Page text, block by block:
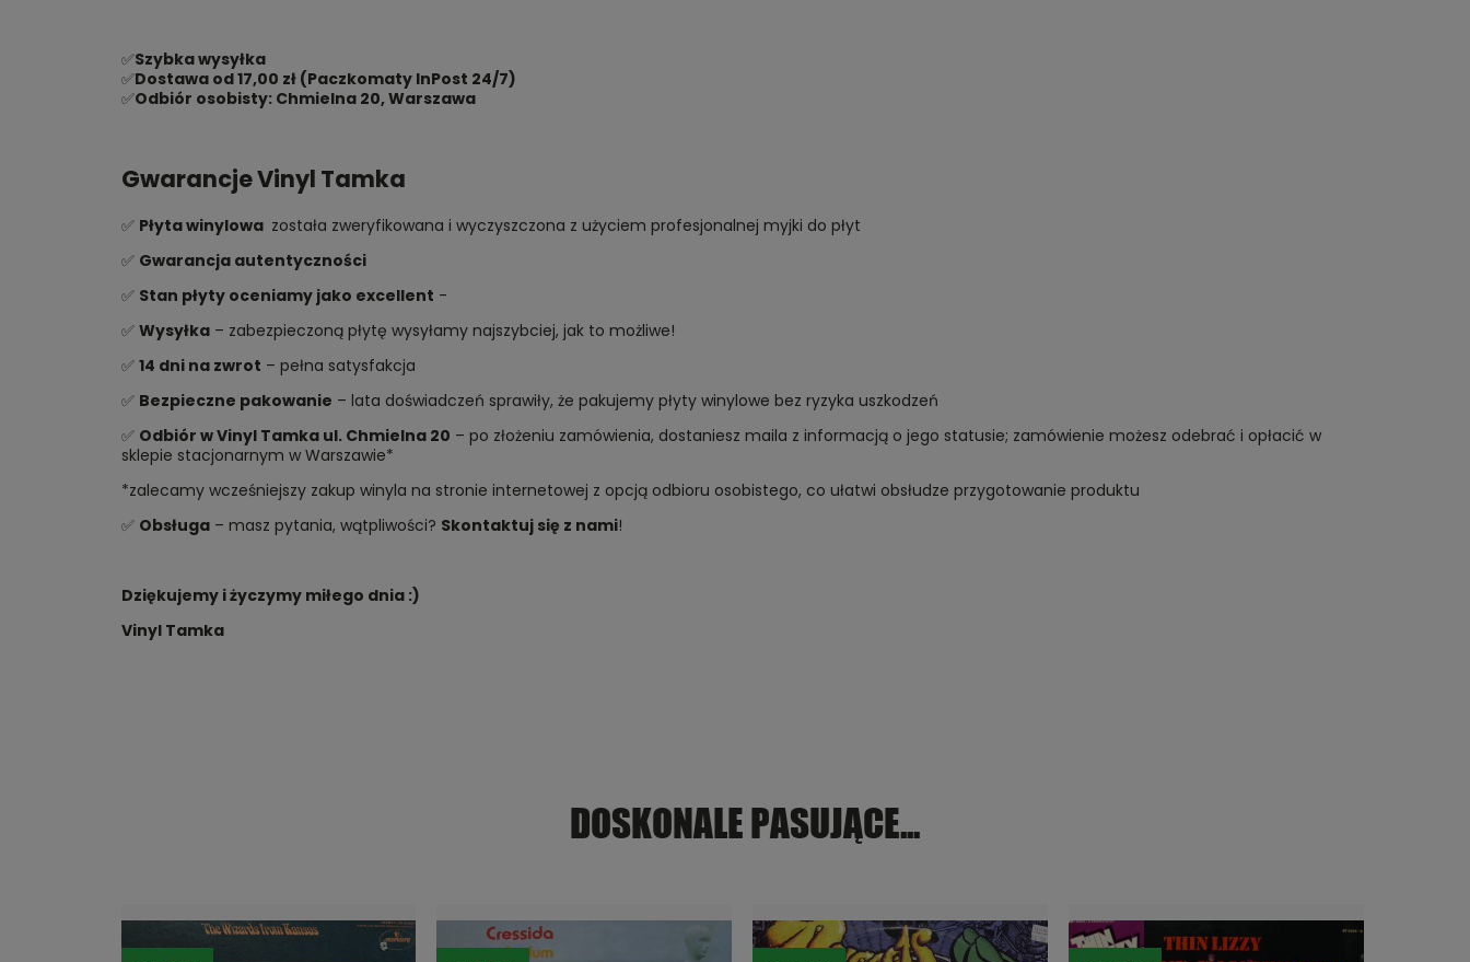
✅Szybka wysyłka
✅Dostawa od 17,00 zł (Paczkomaty InPost 24/7)
✅Odbiór osobisty: Chmielna 20, Warszawa
Gwarancje Vinyl Tamka
✅ Płyta winylowa została zweryfikowana i wyczyszczona z użyciem profesjonalnej myjki do płyt
✅ Gwarancja autentyczności
✅ Stan płyty oceniamy jako excellent -
✅ Wysyłka– zabezpieczoną płytę wysyłamy najszybciej, jak to możliwe!
✅ 14 dni na zwrot – pełna satysfakcja
✅ Bezpieczne pakowanie – lata doświadczeń sprawiły, że pakujemy płyty winylowe bez ryzyka uszkodzeń
✅ Odbiór w Vinyl Tamka ul. Chmielna 20 – po złożeniu zamówienia, dostaniesz maila z informacją o jego statusie; zamówienie możesz odebrać i opłacić w
sklepie stacjonarnym w Warszawie*
*zalecamy wcześniejszy zakup winyla na stronie internetowej z opcją odbioru osobistego, co ułatwi obsłudze przygotowanie produktu
✅ Obsługa– masz pytania, wątpliwości? Skontaktuj się z nami!
Dziękujemy i życzymy miłego dnia :)
Vinyl Tamka
DOSKONALE PASUJĄCE...